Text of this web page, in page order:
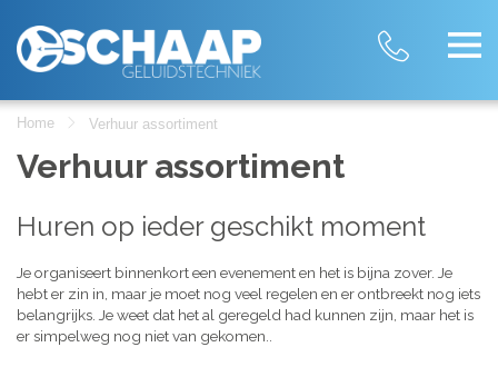
Home Verhuur assortiment
Verhuur assortiment
Huren op ieder geschikt moment
Je organiseert binnenkort een evenement en het is bijna zover. Je
hebt er zin in, maar je moet nog veel regelen en er ontbreekt nog iets
belangrijks. Je weet dat het al geregeld had kunnen zijn, maar het is
er simpelweg nog niet van gekomen..